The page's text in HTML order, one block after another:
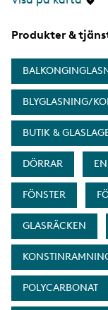
Produkter &
BLYGLASNING/
BUTIK &
DÖRRAR
FÖNSTER
GLASRÄCKEN
POLYCARBONAT